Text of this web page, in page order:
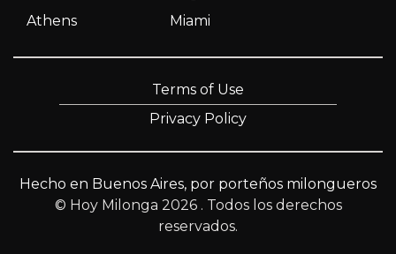
Athens
Miami
Terms of Use
Privacy Policy
Hecho en Buenos Aires, por porteños milongueros
© Hoy Milonga 2026 . Todos los derechos
reservados.